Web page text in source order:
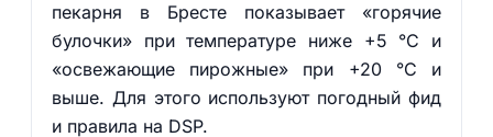
пекарня в Бресте показывает «горячие
булочки» при температуре ниже +5 °C и
«освежающие пирожные» при +20 °C и
выше. Для этого используют погодный фид
и правила на DSP.